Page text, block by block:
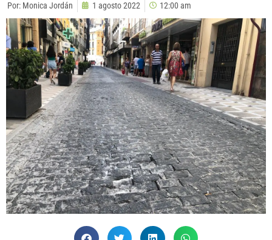
Por: Monica Jordán 1 agosto 2022 12:00 am